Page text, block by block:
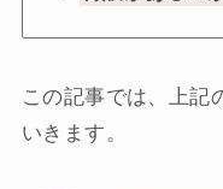
この記事では、上記
いきます。